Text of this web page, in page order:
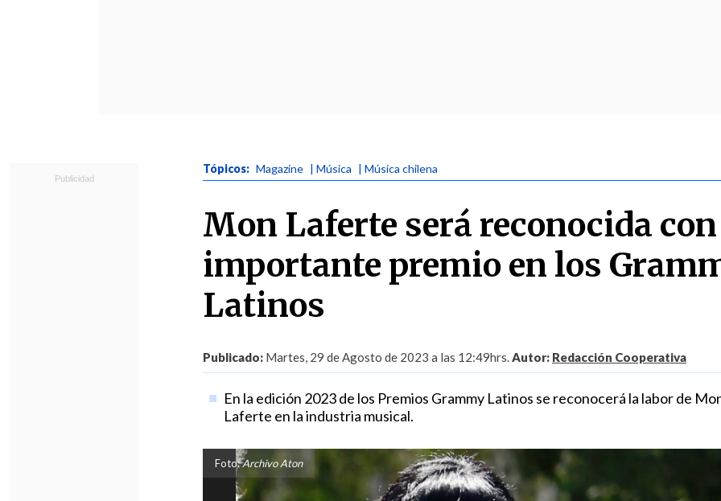
Tópicos: Magazine | Música | Música chilena
Mon Laferte será reconocida con
importante premio en los
Latinos
Publicado: Martes, 29 de Agosto de 2023 a las 12:49hrs.Autor: Redacción Cooperativa
En la edición 2023 de los Premios Grammy Latinos se reconocerá la labor de
Laferte en la industria musical.
Foto:Archivo Aton